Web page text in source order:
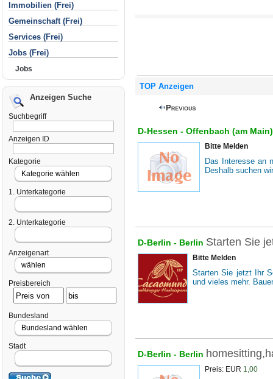
Immobilien (Frei)
Gemeinschaft (Frei)
Services (Frei)
Jobs (Frei)
Jobs
Anzeigen Suche
Suchbegriff
Anzeigen ID
Kategorie
1. Unterkategorie
2. Unterkategorie
Anzeigenart
Preisbereich
Bundesland
Stadt
TOP Anzeigen
D-Hessen - Offenbach (am
Bitte Melden
Das Interesse an
Deshalb suchen
D-Berlin - Berlin Starten Sie
Bitte Melden
Starten Sie jetzt Ihr
und vieles mehr.
D-Berlin - Berlin
Preis: EUR 1,00